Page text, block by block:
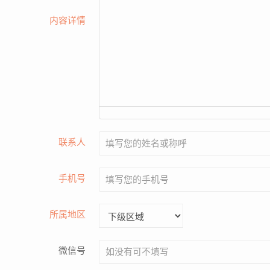
内容详情
联系人
手机号
所属地区
微信号